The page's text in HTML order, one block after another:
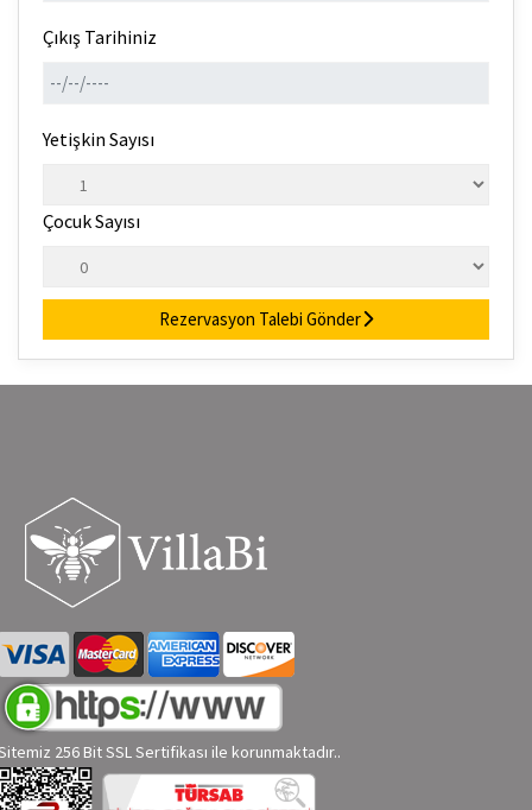
Çıkış Tarihiniz
Yetişkin Sayısı
Çocuk Sayısı
Rezervasyon Talebi Gönder
256 Bit SSL Sertifikası ile korunmaktadır..